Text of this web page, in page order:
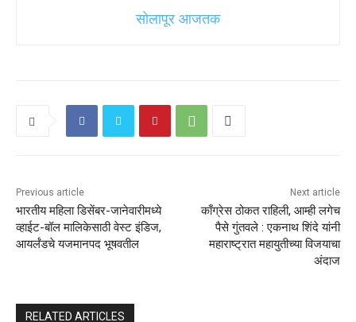
सोलापूर आजतक
Previous article
भारतीय महिला डिसेंबर-जानेवारीमध्ये
व्हाईट-बॉल मालिकेसाठी वेस्ट इंडिज,
आयर्लंडचे यजमानपद भूषवतील
Next article
काँग्रेस ठोकत राहिली, आम्ही लगेच
पैसे गुंतवले : एकनाथ शिंदे यांनी
महाराष्ट्रात महायुतीच्या विजयाचा
अंदाज
RELATED ARTICLES